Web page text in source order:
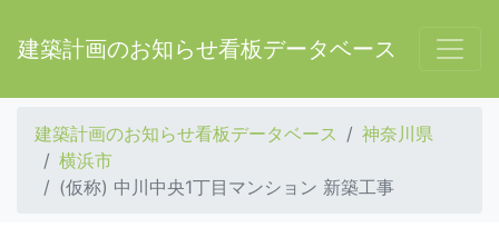
建築計画のお知らせ看板データベース
建築計画のお知らせ看板データベース
神奈川県
横浜市
(仮称) 中川中央1丁目マンション 新築工事